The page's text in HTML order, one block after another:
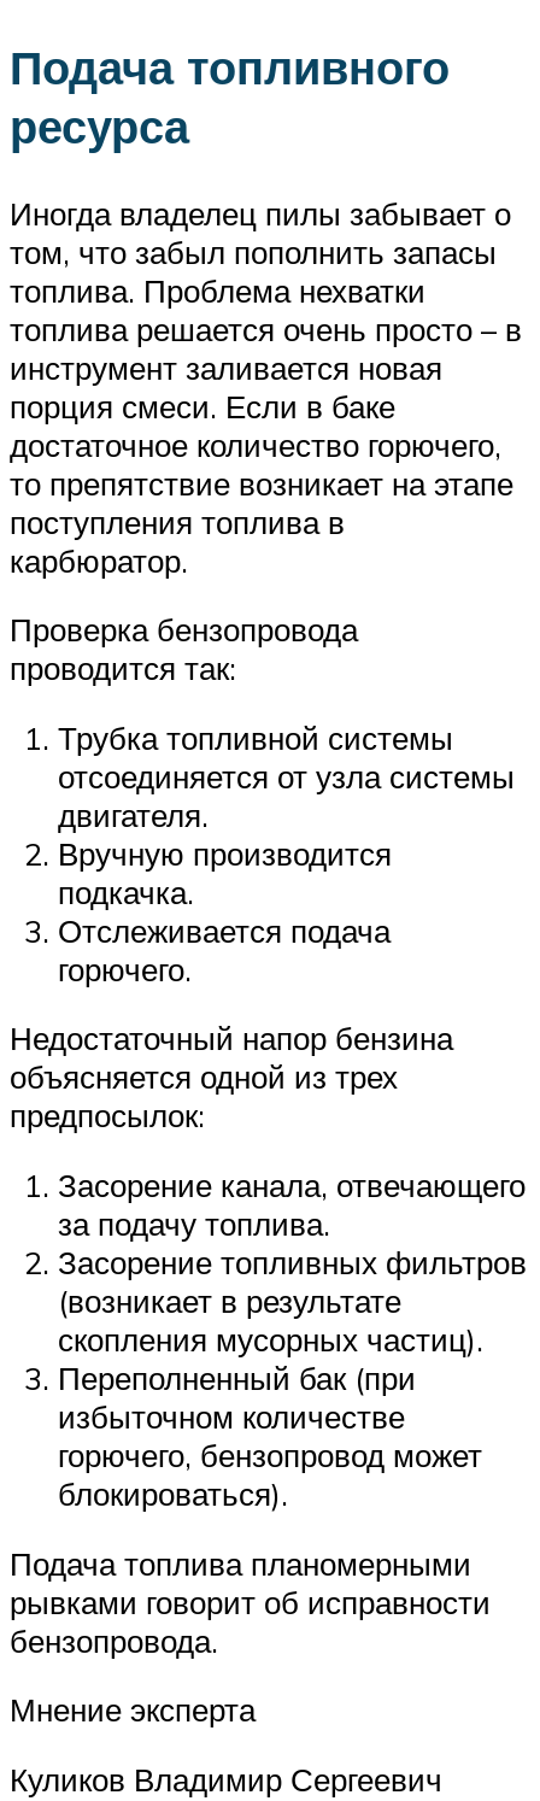
Подача топливного
ресурса
Иногда владелец пилы забывает о
том, что забыл пополнить запасы
топлива. Проблема нехватки
топлива решается очень просто – в
инструмент заливается новая
порция смеси. Если в баке
достаточное количество горючего,
то препятствие возникает на этапе
поступления топлива в
карбюратор.
Проверка бензопровода
проводится так:
Трубка топливной системы
отсоединяется от узла системы
двигателя.
Вручную производится
подкачка.
Отслеживается подача
горючего.
Недостаточный напор бензина
объясняется одной из трех
предпосылок:
Засорение канала, отвечающего
за подачу топлива.
Засорение топливных фильтров
(возникает в результате
скопления мусорных частиц).
Переполненный бак (при
избыточном количестве
горючего, бензопровод может
блокироваться).
Подача топлива планомерными
рывками говорит об исправности
бензопровода.
Мнение эксперта
Куликов Владимир Сергеевич